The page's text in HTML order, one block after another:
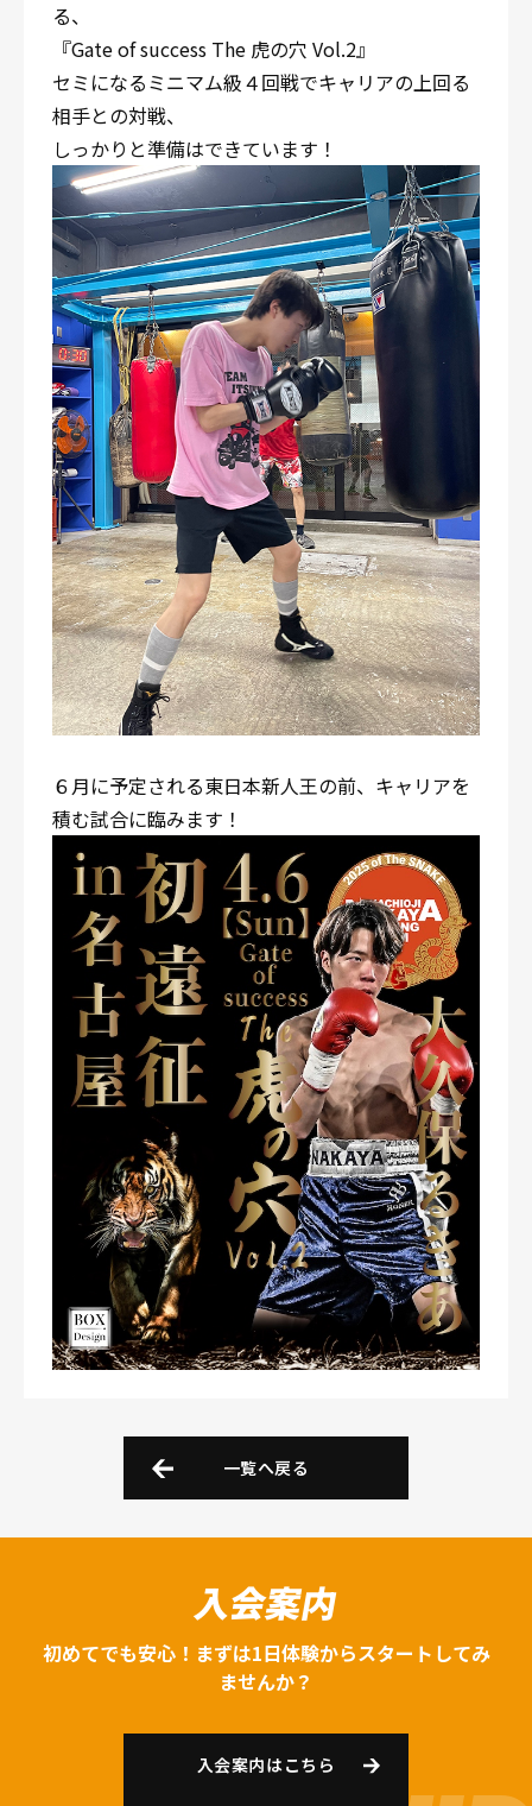
る、
『Gate of success The 虎の穴 Vol.2』
セミになるミニマム級４回戦でキャリアの上回る
相手との対戦、
しっかりと準備はできています！
６月に予定される東日本新人王の前、キャリアを
積む試合に臨みます！
一覧へ戻る
入会案内
初めてでも安心！まずは1日体験からスタートしてみ
ませんか？
入会案内はこちら